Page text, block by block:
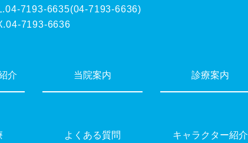
7193-6635(04-7193-6636)
7193-6636
介 当院案内 診療案内
よくある質問 キャラクター紹介